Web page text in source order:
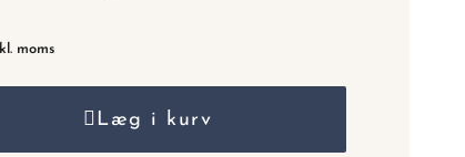
moms
Læg i kurv